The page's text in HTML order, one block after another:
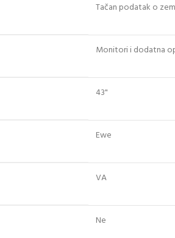
Tačan podatak o
Monitori i dodatna
43"
Ewe
VA
Ne